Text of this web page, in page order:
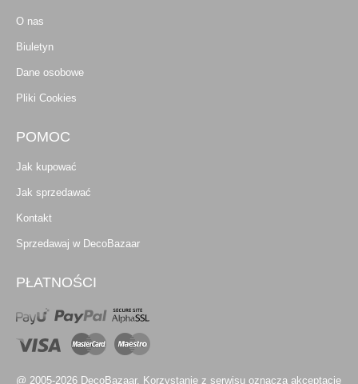
O nas
Biuletyn
Dane osobowe
Pliki Cookies
POMOC
Jak kupować
Jak sprzedawać
Kontakt
Sprzedawaj w DecoBazaar
PŁATNOŚCI
@ 2005-2026 DecoBazaar. Korzystanie z serwisu oznacza akceptację